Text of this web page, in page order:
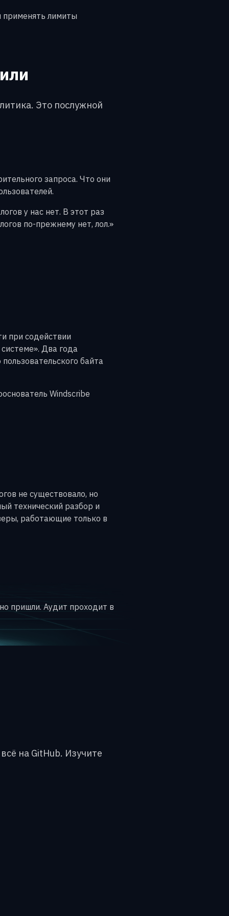
применять лимиты
Это послужной
запроса. Что они
у нас нет. В этот раз
по-прежнему нет, лол.»
при содействии
Два года
байта
Windscribe
не существовало, но
технический разбор и
работающие только в
пришли. Аудит проходит в
на GitHub. Изучите